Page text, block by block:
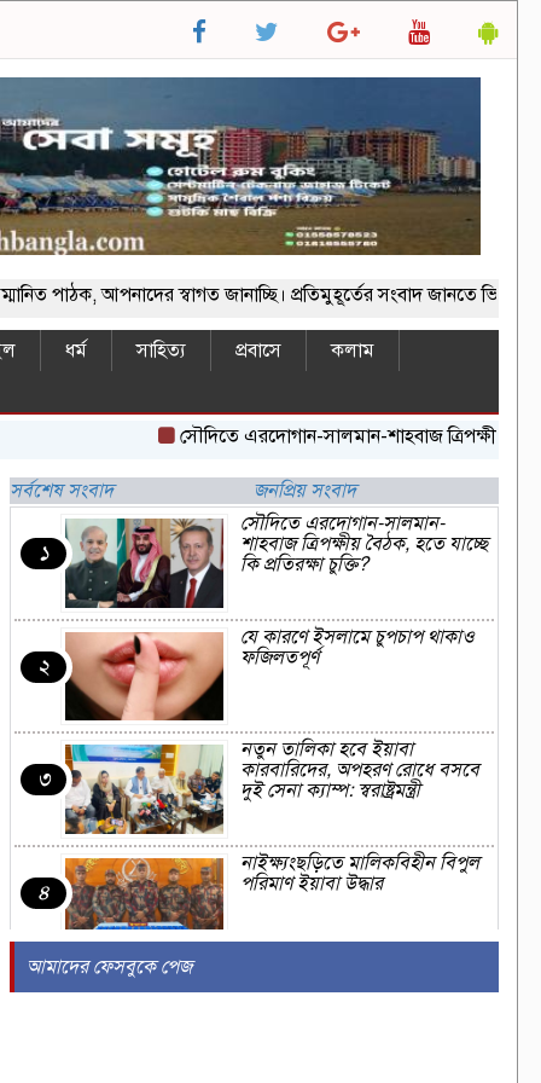
আপনাদের স্বাগত জানাচ্ছি। প্রতিমুহূর্তের সংবাদ জানতে ভিজিট করুন
ধর্ম সাহিত্য প্রবাসে
কলাম
সৌদিতে এরদোগান-সালমান-শাহবাজ ত্রিপক্ষীয় বৈঠক, হতে
সর্বশেষ সংবাদ জনপ্রিয় সংবাদ
১
সৌদিতে এরদোগান-সালমান-
শাহবাজ ত্রিপক্ষীয় বৈঠক, হতে যাচ্ছে
কি প্রতিরক্ষা চুক্তি?
২
যে কারণে ইসলামে চুপচাপ থাকাও
ফজিলতপূর্ণ
৩
নতুন তালিকা হবে ইয়াবা
কারবারিদের, অপহরণ রোধে বসবে
দুই সেনা ক্যাম্প: স্বরাষ্ট্রমন্ত্রী
৪
নাইক্ষ্যংছড়িতে মালিকবিহীন বিপুল
পরিমাণ ইয়াবা উদ্ধার
মসজিদের ইমামের মৃত্যু
আমাদের ফেসবুকে পেজ